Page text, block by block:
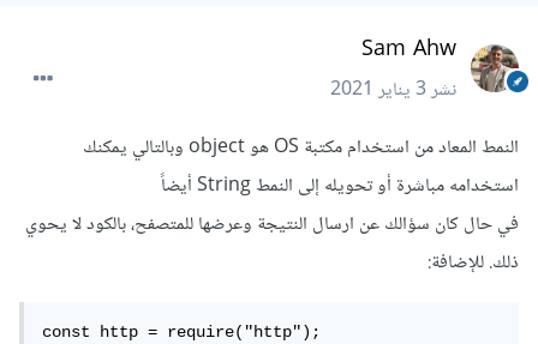
Sam Ahw
نشر3 يناير 2021
النمط المعاد من استخدام مكتبة OS هو object وبالتالي يمكنك
استخدامه مباشرة أو تحويله إلى النمط String أيضاً
في حال كان سؤالك عن ارسال النتيجة وعرضها للمتصفح، بالكود لا يحوي
ذلك. للإضافة:
const http = require("http");